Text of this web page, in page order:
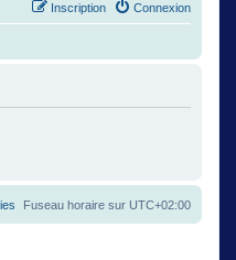
Connexion
Inscription
Fuseau horaire sur UTC+02:00